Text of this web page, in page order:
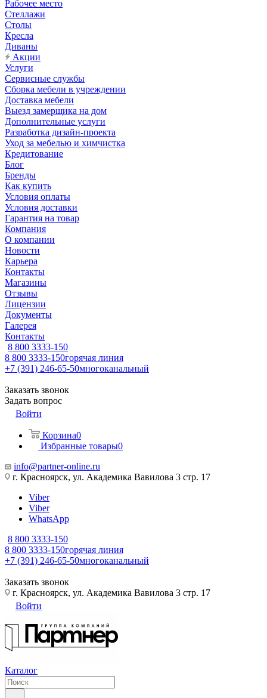
Рабочее место
Стеллажи
Столы
Кресла
Диваны
Акции
Услуги
Сервисные службы
Сборка мебели в учреждении
Доставка мебели
Выезд замерщика на дом
Дополнительные услуги
Разработка дизайн-проекта
Уход за мебелью и химчистка
Кредитование
Блог
Бренды
Как купить
Условия оплаты
Условия доставки
Гарантия на товар
Компания
О компании
Новости
Карьера
Контакты
Магазины
Отзывы
Лицензии
Документы
Галерея
Контакты
8 800 3333-150
8 800 3333-150горячая линия
+7 (391) 246-65-50многоканальный
Заказать звонок
Задать вопрос
Войти
Корзина0
Избранные товары0
info@partner-online.ru
г. Красноярск, ул. Академика Вавилова 3 стр. 17
Viber
Viber
WhatsApp
8 800 3333-150
8 800 3333-150горячая линия
+7 (391) 246-65-50многоканальный
Заказать звонок
г. Красноярск, ул. Академика Вавилова 3 стр. 17
Войти
Каталог